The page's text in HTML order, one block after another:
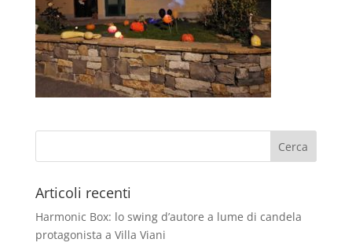
Articoli recenti
Harmonic Box: lo swing d’autore a lume di candela
protagonista a Villa Viani